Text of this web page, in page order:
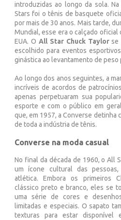
introduzidas ao longo da sola.
Stars foi o tênis de basquete
por mais de 30 anos. Mais tarde,
Mundial, esse era o calçado oficial
EUA. O All Star Chuck Taylorse
escolhido para eventos
ginástica ao levantamento de peso
Ao longo dos anos seguintes, a
incríveis de acordos de
apenas perpetuaram sua
esporte e com o público em
que, em 1957, a Converse detinha
de toda a indústria de tênis.
Converse na moda casual
No final da década de 1960, o All
um ícone cultural das
atlética. Embora os primeiros
clássico preto e branco, eles se
uma série de cores e
limitadas e especiais. O sapato
texturas para estar disponível